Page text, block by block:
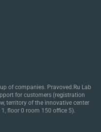
of companies. Pravoved.Ru Lab
for customers (registration
territory of the innovative center
floor 0 room 150 office 5).